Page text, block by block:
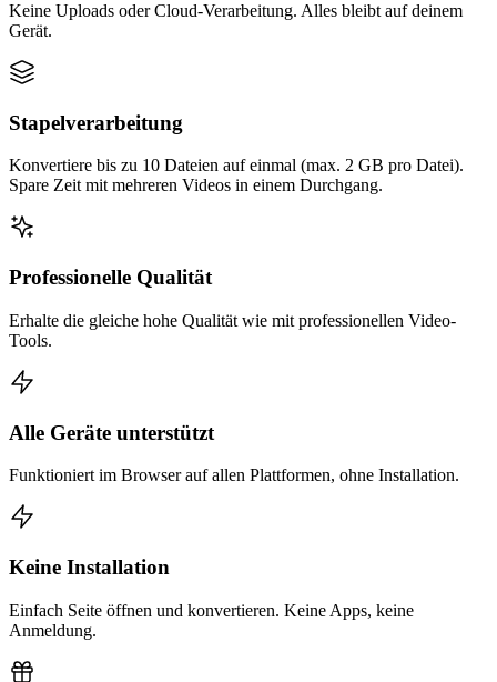
Keine Uploads oder Cloud-Verarbeitung. Alles bleibt auf deinem
Gerät.
Stapelverarbeitung
Konvertiere bis zu 10 Dateien auf einmal (max. 2 GB pro Datei).
Spare Zeit mit mehreren Videos in einem Durchgang.
Professionelle Qualität
Erhalte die gleiche hohe Qualität wie mit professionellen Video-
Tools.
Alle Geräte unterstützt
Funktioniert im Browser auf allen Plattformen, ohne Installation.
Keine Installation
Einfach Seite öffnen und konvertieren. Keine Apps, keine
Anmeldung.